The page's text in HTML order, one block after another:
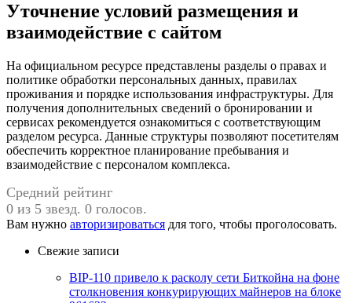
Уточнение условий размещения и
взаимодействие с сайтом
На официальном ресурсе представлены разделы о правах и
политике обработки персональных данных, правилах
проживания и порядке использования инфраструктуры. Для
получения дополнительных сведений о бронировании и
сервисах рекомендуется ознакомиться с соответствующим
разделом ресурса. Данные структуры позволяют посетителям
обеспечить корректное планирование пребывания и
взаимодействие с персоналом комплекса.
Средний рейтинг
0 из 5 звезд. 0 голосов.
Вам нужно авторизироваться для того, чтобы проголосовать.
Свежие записи
BIP-110 привело к расколу сети Биткойна на фоне
столкновения конкурирующих майнеров на блоке